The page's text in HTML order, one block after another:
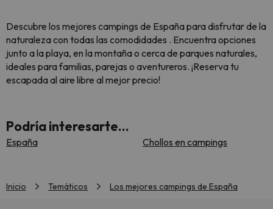
Descubre los mejores campings de España para disfrutar de la
naturaleza con todas las comodidades . Encuentra opciones
junto a la playa, en la montaña o cerca de parques naturales,
ideales para familias, parejas o aventureros. ¡Reserva tu
escapada al aire libre al mejor precio!
Podría interesarte...
España Chollos en campings
Inicio Temáticos Los mejores campings de España